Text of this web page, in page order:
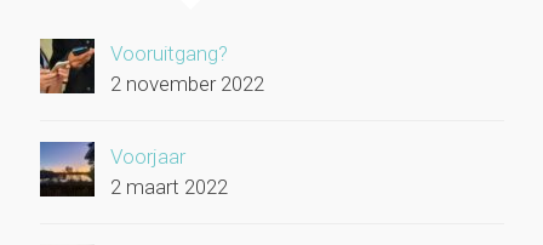
Vooruitgang?
2 november 2022
Voorjaar
2 maart 2022